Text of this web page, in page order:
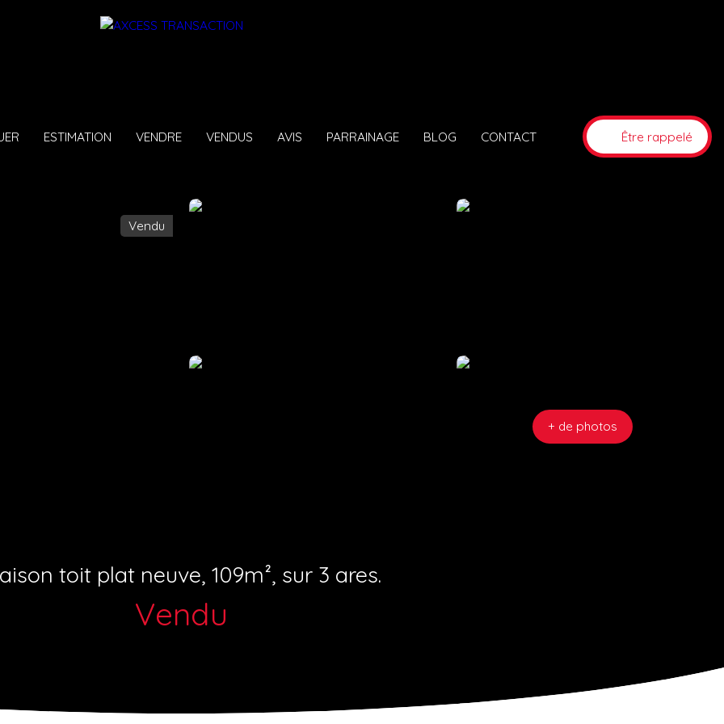
ESTIMATION VENDRE VENDUS AVIS PARRAINAGE BLOG CONTACT Être rappelé
Vendu
+ de photos
toit plat neuve, 109m², sur 3 ares.
Vendu